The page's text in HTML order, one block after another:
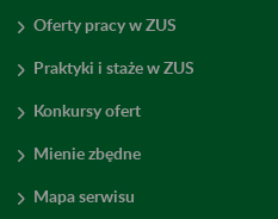
Oferty pracy w ZUS
Praktyki i staże w ZUS
Konkursy ofert
Mienie zbędne
Mapa serwisu